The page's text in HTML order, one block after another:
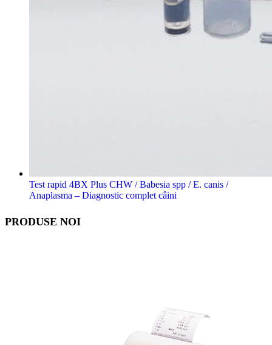
Test rapid 4BX Plus CHW / Babesia spp / E. canis /
Anaplasma – Diagnostic complet câini
PRODUSE NOI